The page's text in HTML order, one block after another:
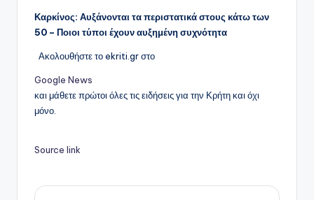
Καρκίνος: Αυξάνονται τα περιστατικά στους κάτω των
50 – Ποιοι τύποι έχουν αυξημένη συχνότητα
Ακολουθήστε το ekriti.gr στο
Google News
και μάθετε πρώτοι όλες τις ειδήσεις για την Κρήτη και όχι
μόνο.
Source link